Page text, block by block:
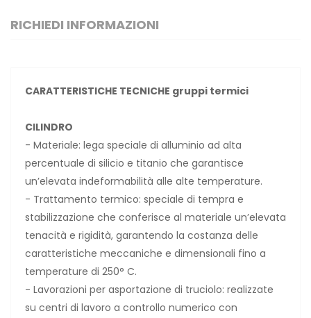
RICHIEDI INFORMAZIONI
CARATTERISTICHE TECNICHE gruppi termici
CILINDRO
- Materiale: lega speciale di alluminio ad alta
percentuale di silicio e titanio che garantisce
un’elevata indeformabilità alle alte temperature.
- Trattamento termico: speciale di tempra e
stabilizzazione che conferisce al materiale un’elevata
tenacità e rigidità, garantendo la costanza delle
caratteristiche meccaniche e dimensionali fino a
temperature di 250° C.
- Lavorazioni per asportazione di truciolo: realizzate
su centri di lavoro a controllo numerico con